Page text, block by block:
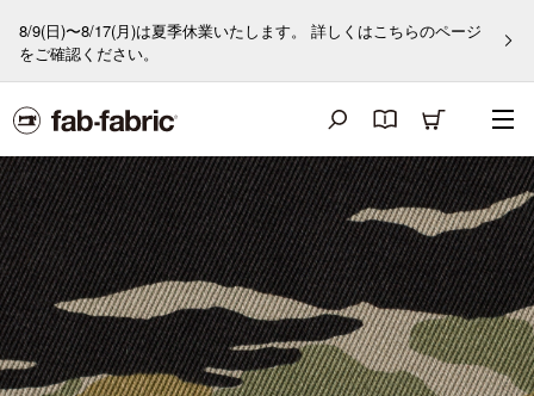
8/9(日)〜8/17(月)は夏季休業いたします。 詳しくはこちらのページ
をご確認ください。